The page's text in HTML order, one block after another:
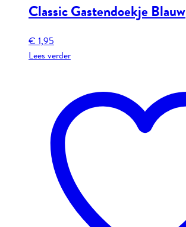
Classic Gastendoekje Blauw
€1,95
Lees verder